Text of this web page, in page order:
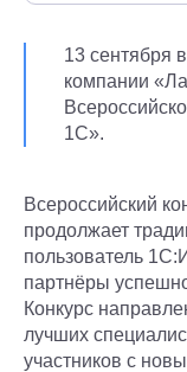
13 сентября
компании
1С».
Всероссийский
продолжает
пользователь
партнёры
Конкурс
лучших
участников с